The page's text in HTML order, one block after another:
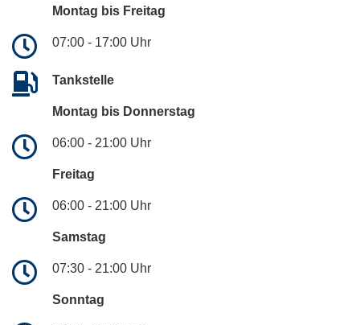
Montag bis Freitag
07:00 - 17:00 Uhr
Tankstelle
Montag bis Donnerstag
06:00 - 21:00 Uhr
Freitag
06:00 - 21:00 Uhr
Samstag
07:30 - 21:00 Uhr
Sonntag